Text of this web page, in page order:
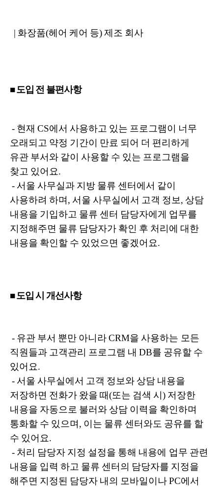
| 화장품(헤어 케어 등) 제조 회사
■ 도입 전 불편사항
- 현재 CS에서 사용하고 있는 프로그램이 너무
오래되고 약정 기간이 만료 되어 더 편리하게
유관 부서와 같이 사용할 수 있는 프로그램을
찾고 있어요.
- 서울 사무실과 지방 물류 센터에서 같이
사용하려 하며, 서울 사무실에서 고객 정보, 상담
내용을 기입하고 물류 센터 담당자에게 업무를
지정해주면 물류 담당자가 확인 후 처리에 대한
내용을 확인할 수 있었으면 좋겠어요.
■ 도입 시 개선사항
- 유관 부서 뿐만 아니라 CRM을 사용하는 모든
직원들과 고객관리 프로그램 내 DB를 공유할 수
있어요.
- 서울 사무실에서 고객 정보와 상담 내용을
저장하면 전화가 왔을 때(또는 검색 시) 저장한
내용을 자동으로 불러와 상담 이력을 확인하며
통화할 수 있으며, 이는 물류 센터와도 공유를 할
수 있어요.
- 처리 담당자 지정 설정을 통해 내용에 업무 관련
내용을 입력 하고 물류 센터의 담당자를 지정을
해주면 지정된 담당자 내의 모바일이나 PC에서